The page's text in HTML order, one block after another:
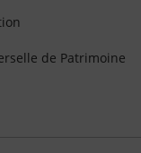
de Patrimoine